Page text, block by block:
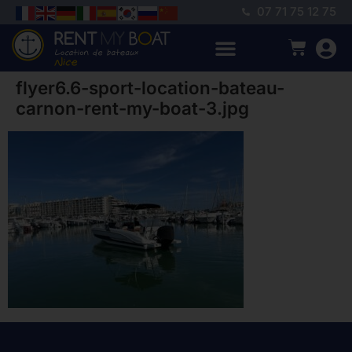
07 71 75 12 75
flyer6.6-sport-location-bateau-
carnon-rent-my-boat-3.jpg